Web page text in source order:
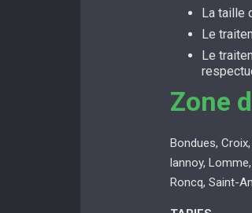
La taille
Le
Le
Zone
Bondues,
lannoy,
Roncq, Saint-